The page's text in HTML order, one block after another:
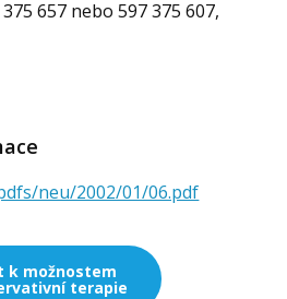
657 nebo 597 375 607,
neu/2002/01/06.pdf
k možnostem
terapie